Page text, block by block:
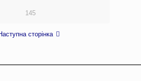
145
сторінка